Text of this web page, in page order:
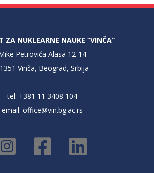
ZA NUKLEARNE NAUKE “VINČA”
Petrovića Alasa 12-14
Vinča, Beograd, Srbija
tel: +381 11 3408 104
email: office@vin.bg.ac.rs